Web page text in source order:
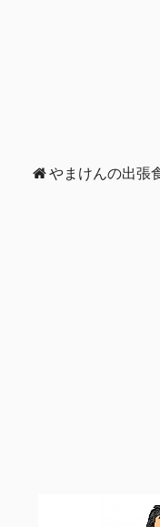
やまけんの出張